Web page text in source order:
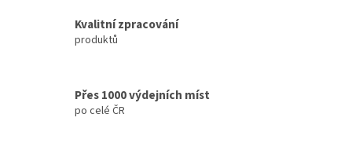
Kvalitní zpracování
produktů
Přes 1000 výdejních míst
po celé ČR